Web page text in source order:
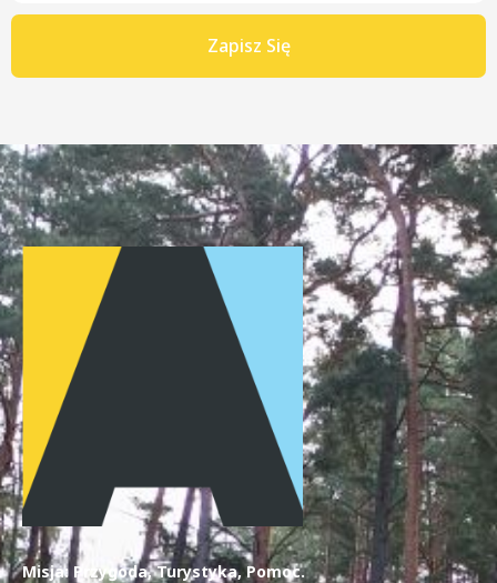
Zapisz Się
Misja: Przygoda, Turystyka, Pomoc.